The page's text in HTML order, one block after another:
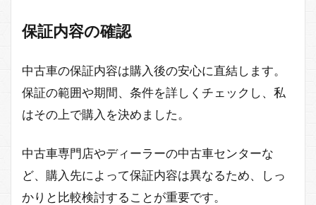
保証内容の確認
中古車の保証内容は購入後の安心に直結します。
保証の範囲や期間、条件を詳しくチェックし、私
はその上で購入を決めました。
中古車専門店やディーラーの中古車センターな
ど、購入先によって保証内容は異なるため、しっ
かりと比較検討することが重要です。